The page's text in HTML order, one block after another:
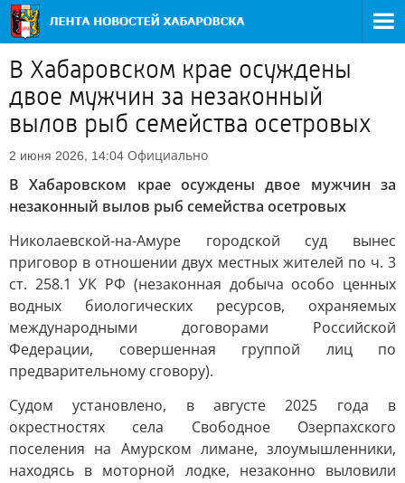
В Хабаровском крае осуждены
двое мужчин за незаконный
вылов рыб семейства осетровых
2 июня 2026, 14:04 Официально
В Хабаровском крае осуждены двое мужчин за
незаконный вылов рыб семейства осетровых
Николаевской-на-Амуре городской суд вынес
приговор в отношении двух местных жителей по ч. 3
ст. 258.1 УК РФ (незаконная добыча особо ценных
водных биологических ресурсов, охраняемых
международными договорами Российской
Федерации, совершенная группой лиц по
предварительному сговору).
Судом установлено, в августе 2025 года в
окрестностях села Свободное Озерпахского
поселения на Амурском лимане, злоумышленники,
находясь в моторной лодке, незаконно выловили